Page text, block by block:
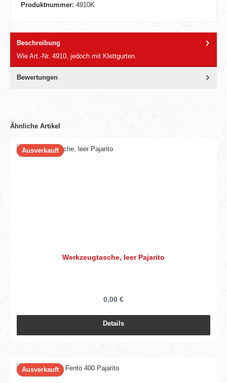
Produktnummer: 4910K
Beschreibung
Wie Art.-Nr. 4910, jedoch mit Klettgurten.
Bewertungen
Ähnliche Artikel
Ausverkauft
Werkzeugtasche, leer Pajarito
0,00 €
Details
Ausverkauft